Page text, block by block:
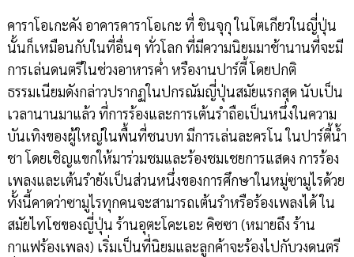
คาราโอเกะคัง อาคารคาราโอเกะ ที่ ชินจุกุ ในโตเกียวในญี่ปุ่น
นั้นก็เหมือนกับในที่อื่นๆ ทั่วโลก ที่มีความนิยมมาช้านานที่จะมี
การเล่นดนตรีในช่วงอาหารค่ำ หรืองานปาร์ตี้ โดยปกติ
ธรรมเนียมดังกล่าวปรากฏในปกรณัมญี่ปุ่นสมัยแรกสุด นับเป็น
เวลานานมาแล้ว ที่การร้องและการเต้นรำถือเป็นหนึ่งในความ
บันเทิงของผู้ใหญ่ในพื้นที่ชนบท มีการเล่นละครโน ในปาร์ตี้น้ำ
ชา โดยเชิญแขกให้มาร่วมชมและร้องชมเชยการแสดง การร้อง
เพลงและเต้นรำยังเป็นส่วนหนึ่งของการศึกษาในหมู่ซามูไรด้วย
ทั้งนี้คาดว่าซามูไรทุกคนจะสามารถเต้นรำหรือร้องเพลงได้ ใน
สมัยไทโชของญี่ปุ่น ร้านอุตะโคะเอะ คิซซา (หมายถึง ร้าน
กาแฟร้องเพลง) เริ่มเป็นที่นิยมและลูกค้าจะร้องไปกับวงดนตรี